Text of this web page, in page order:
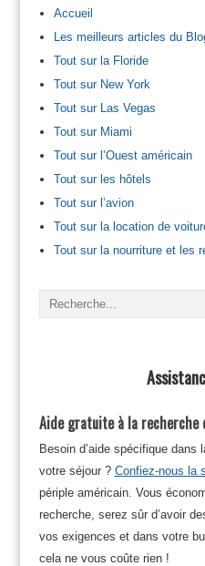
Accueil
Les meilleurs articles du
Tout sur la Floride
Tout sur New York
Tout sur Las Vegas
Tout sur Miami
Tout sur l’Ouest américain
Tout sur les hôtels
Tout sur l’avion
Tout sur la location de
Tout sur la nourriture et les
Aide gratuite à la recherche
Besoin d’aide spécifique dans
votre séjour ? Confiez-nous la
périple américain. Vous
recherche, serez sûr d’avoir
vos exigences et dans votre
cela ne vous coûte rien !